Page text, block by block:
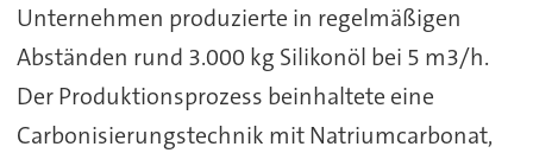
Unternehmen produzierte in regelmäßigen
Abständen rund 3.000 kg Silikonöl bei 5 m3/h.
Der Produktionsprozess beinhaltete eine
Carbonisierungstechnik mit Natriumcarbonat,